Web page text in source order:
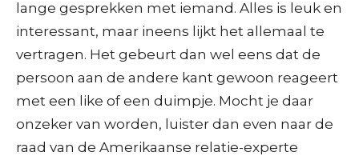
lange gesprekken met iemand. Alles is leuk en
interessant, maar ineens lijkt het allemaal te
vertragen. Het gebeurt dan wel eens dat de
persoon aan de andere kant gewoon reageert
met een like of een duimpje. Mocht je daar
onzeker van worden, luister dan even naar de
raad van de Amerikaanse relatie-experte